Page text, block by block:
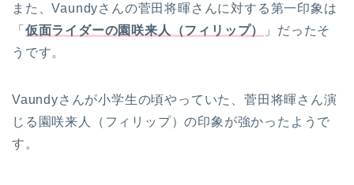
また、Vaundyさんの菅田将暉さんに対する第一印象は
「 仮面ライダーの園咲来人（フィリップ）
」だったそ
うです。
Vaundyさんが小学生の頃やっていた、菅田将暉さん演
じる園咲来人（フィリップ）の印象が強かったようで
す。